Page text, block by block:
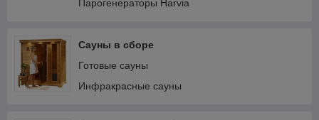
Парогенераторы Harvia
Сауны в сборе
Готовые сауны
Инфракрасные сауны